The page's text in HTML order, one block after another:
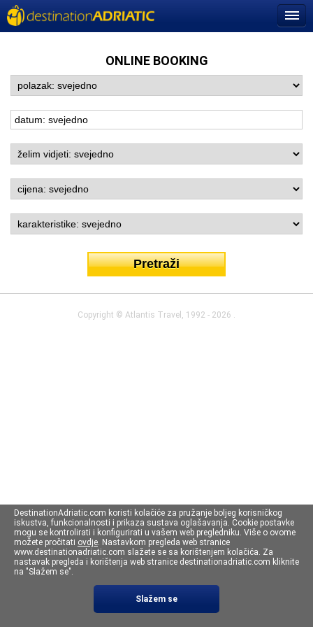
ONLINE BOOKING
DestinationAdriatic.com koristi kolačiće za pružanje boljeg korisničkog
iskustva, funkcionalnosti i prikaza sustava oglašavanja. Cookie postavke
mogu se kontrolirati i konfigurirati u vašem web pregledniku. Više o ovome
možete pročitati ovdje. Nastavkom pregleda web stranice
www.destinationadriatic.com slažete se sa korištenjem kolačića. Za
nastavak pregleda i korištenja web stranice destinationadriatic.com kliknite
na "Slažem se".
Slažem se
Copyright © Atlantis Travel , 1992 - 2026 .